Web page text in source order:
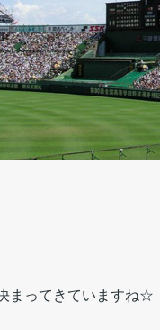
まってきていますね☆